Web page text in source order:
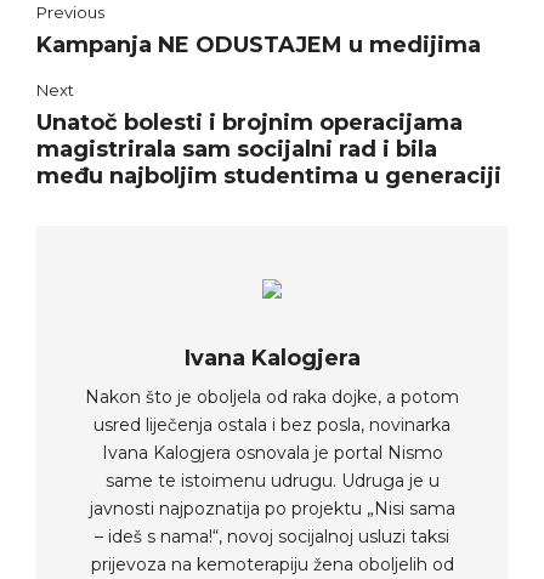
Previous
Kampanja NE ODUSTAJEM u medijima
Next
Unatoč bolesti i brojnim operacijama
magistrirala sam socijalni rad i bila
među najboljim studentima u generaciji
Ivana Kalogjera
Nakon što je oboljela od raka dojke, a potom
usred liječenja ostala i bez posla, novinarka
Ivana Kalogjera osnovala je portal Nismo
same te istoimenu udrugu. Udruga je u
javnosti najpoznatija po projektu „Nisi sama
– ideš s nama!“, novoj socijalnoj usluzi taksi
prijevoza na kemoterapiju žena oboljelih od